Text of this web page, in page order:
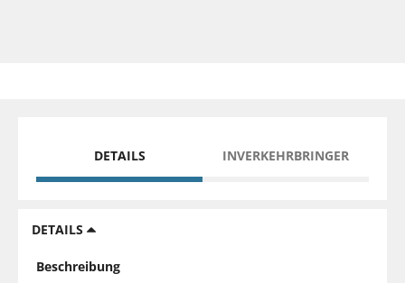
DETAILS INVERKEHRBRINGER
DETAILS
Beschreibung